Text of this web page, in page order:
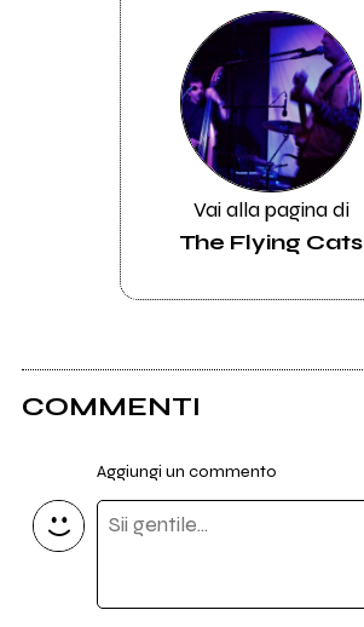
Vai alla pagina di
The Flying Cats
COMMENTI
Aggiungi un commento